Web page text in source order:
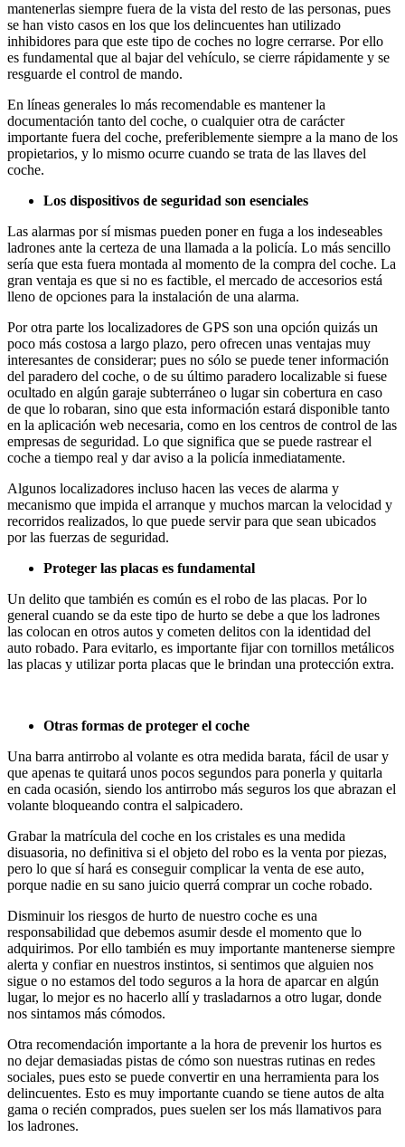
mantenerlas siempre fuera de la vista del resto de las personas, pues
se han visto casos en los que los delincuentes han utilizado
inhibidores para que este tipo de coches no logre cerrarse. Por ello
es fundamental que al bajar del vehículo, se cierre rápidamente y se
resguarde el control de mando.
En líneas generales lo más recomendable es mantener la
documentación tanto del coche, o cualquier otra de carácter
importante fuera del coche, preferiblemente siempre a la mano de los
propietarios, y lo mismo ocurre cuando se trata de las llaves del
coche.
Los dispositivos de seguridad son esenciales
Las alarmas por sí mismas pueden poner en fuga a los indeseables
ladrones ante la certeza de una llamada a la policía. Lo más sencillo
sería que esta fuera montada al momento de la compra del coche. La
gran ventaja es que si no es factible, el mercado de accesorios está
lleno de opciones para la instalación de una alarma.
Por otra parte los localizadores de GPS son una opción quizás un
poco más costosa a largo plazo, pero ofrecen unas ventajas muy
interesantes de considerar; pues no sólo se puede tener información
del paradero del coche, o de su último paradero localizable si fuese
ocultado en algún garaje subterráneo o lugar sin cobertura en caso
de que lo robaran, sino que esta información estará disponible tanto
en la aplicación web necesaria, como en los centros de control de las
empresas de seguridad. Lo que significa que se puede rastrear el
coche a tiempo real y dar aviso a la policía inmediatamente.
Algunos localizadores incluso hacen las veces de alarma y
mecanismo que impida el arranque y muchos marcan la velocidad y
recorridos realizados, lo que puede servir para que sean ubicados
por las fuerzas de seguridad.
Proteger las placas es fundamental
Un delito que también es común es el robo de las placas. Por lo
general cuando se da este tipo de hurto se debe a que los ladrones
las colocan en otros autos y cometen delitos con la identidad del
auto robado. Para evitarlo, es importante fijar con tornillos metálicos
las placas y utilizar porta placas que le brindan una protección extra.
Otras formas de proteger el coche
Una barra antirrobo al volante es otra medida barata, fácil de usar y
que apenas te quitará unos pocos segundos para ponerla y quitarla
en cada ocasión, siendo los antirrobo más seguros los que abrazan el
volante bloqueando contra el salpicadero.
Grabar la matrícula del coche en los cristales es una medida
disuasoria, no definitiva si el objeto del robo es la venta por piezas,
pero lo que sí hará es conseguir complicar la venta de ese auto,
porque nadie en su sano juicio querrá comprar un coche robado.
Disminuir los riesgos de hurto de nuestro coche es una
responsabilidad que debemos asumir desde el momento que lo
adquirimos. Por ello también es muy importante mantenerse siempre
alerta y confiar en nuestros instintos, si sentimos que alguien nos
sigue o no estamos del todo seguros a la hora de aparcar en algún
lugar, lo mejor es no hacerlo allí y trasladarnos a otro lugar, donde
nos sintamos más cómodos.
Otra recomendación importante a la hora de prevenir los hurtos es
no dejar demasiadas pistas de cómo son nuestras rutinas en redes
sociales, pues esto se puede convertir en una herramienta para los
delincuentes. Esto es muy importante cuando se tiene autos de alta
gama o recién comprados, pues suelen ser los más llamativos para
los ladrones.